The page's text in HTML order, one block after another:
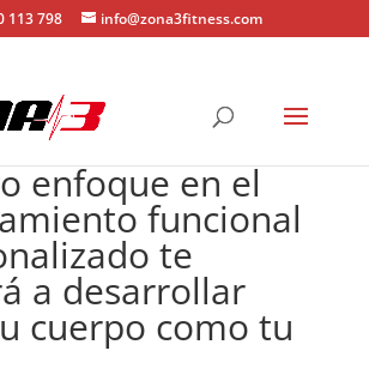
113 798 info@zona3fitness.com
enfoque en el
funcional
te
a desarrollar
cuerpo como tu